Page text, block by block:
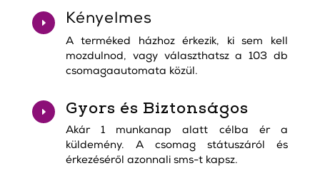
E Kényelmes
A terméked házhoz érkezik, ki sem kell
mozdulnod, vagy választhatsz a 103 db
csomagaautomata közül.
E Gyors és Biztonságos
Akár 1 munkanap alatt célba ér a
küldemény. A csomag státuszáról és
érkezéséről azonnali sms-t kapsz.